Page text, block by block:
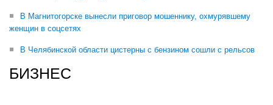
В Магнитогорске вынесли приговор мошеннику, охмурявшему
женщин в соцсетях
В Челябинской области цистерны с бензином сошли с рельсов
БИЗНЕС